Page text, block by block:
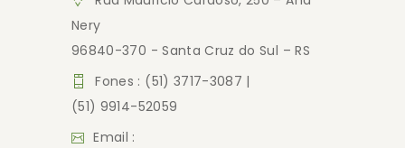
Nery
96840-370 - Santa Cruz do Sul – RS
Fones : (51) 3717-3087 |
(51) 9914-52059
Email :